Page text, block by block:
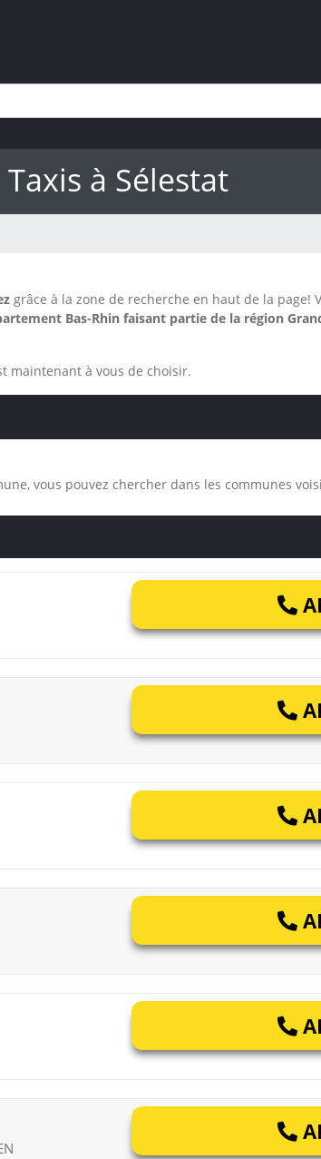
Taxis à Sélestat
grâce à la zone de recherche en haut de la page!
Bas-Rhin faisant partie de la région
maintenant à vous de choisir.
vous pouvez chercher dans les communes